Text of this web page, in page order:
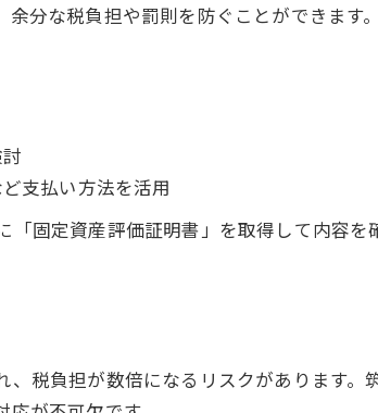
分な税負担や罰則を防ぐことができます。
支払い方法を活用
固定資産評価証明書」を取得して内容
、税負担が数倍になるリスクがあります